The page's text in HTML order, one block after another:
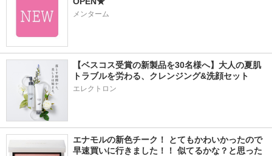
メンターム
【ベスコス受賞の新製品を30名様へ】大人の夏肌
トラブルを労わる、クレンジング&洗顔セット
エレクトロン
エナモルの新色チーク！ とてもかわいかったので
早速買いに行きました！！ 似てるかな？と思った